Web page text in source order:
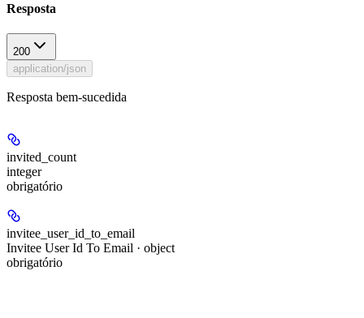
Resposta
200
application/json
Resposta bem-sucedida
invited_count
integer
obrigatório
invitee_user_id_to_email
Invitee User Id To Email · object
obrigatório